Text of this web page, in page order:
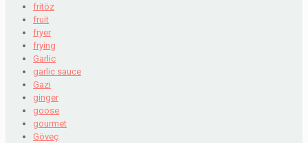
fritöz
fruit
fryer
frying
Garlic
garlic sauce
Gazi
ginger
goose
gourmet
Göveç